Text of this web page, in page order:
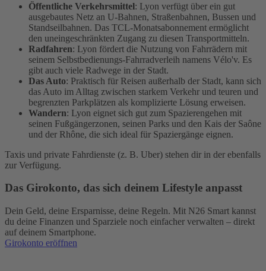
Öffentliche Verkehrsmittel: Lyon verfügt über ein gut
ausgebautes Netz an U-Bahnen, Straßenbahnen, Bussen und
Standseilbahnen. Das TCL-Monatsabonnement ermöglicht
den uneingeschränkten Zugang zu diesen Transportmitteln.
Radfahren: Lyon fördert die Nutzung von Fahrrädern mit
seinem Selbstbedienungs-Fahrradverleih namens Vélo'v. Es
gibt auch viele Radwege in der Stadt.
Das Auto: Praktisch für Reisen außerhalb der Stadt, kann sich
das Auto im Alltag zwischen starkem Verkehr und teuren und
begrenzten Parkplätzen als komplizierte Lösung erweisen.
Wandern: Lyon eignet sich gut zum Spazierengehen mit
seinen Fußgängerzonen, seinen Parks und den Kais der Saône
und der Rhône, die sich ideal für Spaziergänge eignen.
Taxis und private Fahrdienste (z. B. Uber) stehen dir in der ebenfalls
zur Verfügung.
Das Girokonto, das sich deinem Lifestyle anpasst
Dein Geld, deine Ersparnisse, deine Regeln. Mit N26 Smart kannst
du deine Finanzen und Sparziele noch einfacher verwalten – direkt
auf deinem Smartphone.
Girokonto eröffnen